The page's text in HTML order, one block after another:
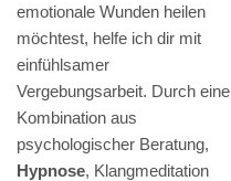
emotionale Wunden heilen
möchtest, helfe ich dir mit
einfühlsamer
Vergebungsarbeit. Durch eine
Kombination aus
psychologischer Beratung,
Hypnose, Klangmeditation